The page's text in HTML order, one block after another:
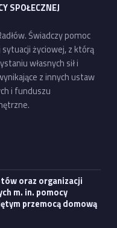
SPOŁECZNEJ
Świadczy pomoc
życiowej, z którą
własnych sił i
z innych ustaw
i funduszu
oraz organizacji
m. in. pomocy
przemocą domową